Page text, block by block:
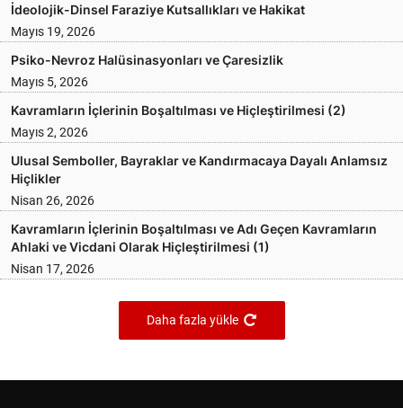
İdeolojik-Dinsel Faraziye Kutsallıkları ve Hakikat
Mayıs 19, 2026
Psiko-Nevroz Halüsinasyonları ve Çaresizlik
Mayıs 5, 2026
Kavramların İçlerinin Boşaltılması ve Hiçleştirilmesi (2)
Mayıs 2, 2026
Ulusal Semboller, Bayraklar ve Kandırmacaya Dayalı Anlamsız
Hiçlikler
Nisan 26, 2026
Kavramların İçlerinin Boşaltılması ve Adı Geçen Kavramların
Ahlaki ve Vicdani Olarak Hiçleştirilmesi (1)
Nisan 17, 2026
Daha fazla yükle